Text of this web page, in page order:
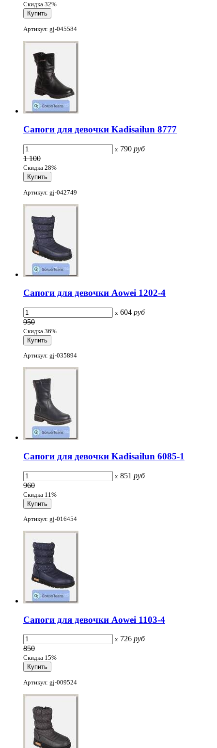
Скидка 32%
Артикул: gj-045584
Сапоги для девочки Kadisailun 8777
x 790 руб
1 100
Скидка 28%
Артикул: gj-042749
Сапоги для девочки Aowei 1202-4
x 604 руб
950
Скидка 36%
Артикул: gj-035894
Сапоги для девочки Kadisailun 6085-1
x 851 руб
960
Скидка 11%
Артикул: gj-016454
Сапоги для девочки Aowei 1103-4
x 726 руб
850
Скидка 15%
Артикул: gj-009524